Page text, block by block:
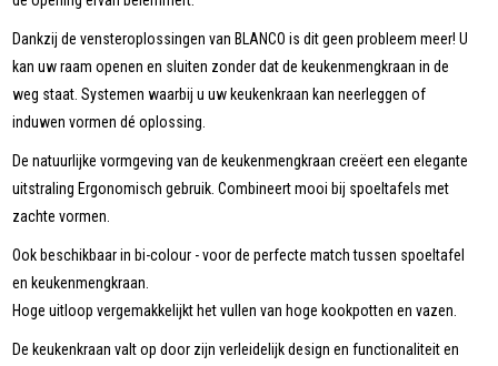
Dankzij de vensteroplossingen van BLANCO is dit geen probleem meer! U
kan uw raam openen en sluiten zonder dat de keukenmengkraan in de
weg staat. Systemen waarbij u uw keukenkraan kan neerleggen of
induwen vormen dé oplossing.
De natuurlijke vormgeving van de keukenmengkraan creëert een elegante
uitstraling Ergonomisch gebruik. Combineert mooi bij spoeltafels met
zachte vormen.
Ook beschikbaar in bi-colour - voor de perfecte match tussen spoeltafel
en keukenmengkraan.
Hoge uitloop vergemakkelijkt het vullen van hoge kookpotten en vazen.
De keukenkraan valt op door zijn verleidelijk design en functionaliteit en